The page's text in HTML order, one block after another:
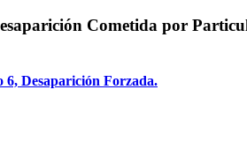
Cometida por
Desaparición Forzada.